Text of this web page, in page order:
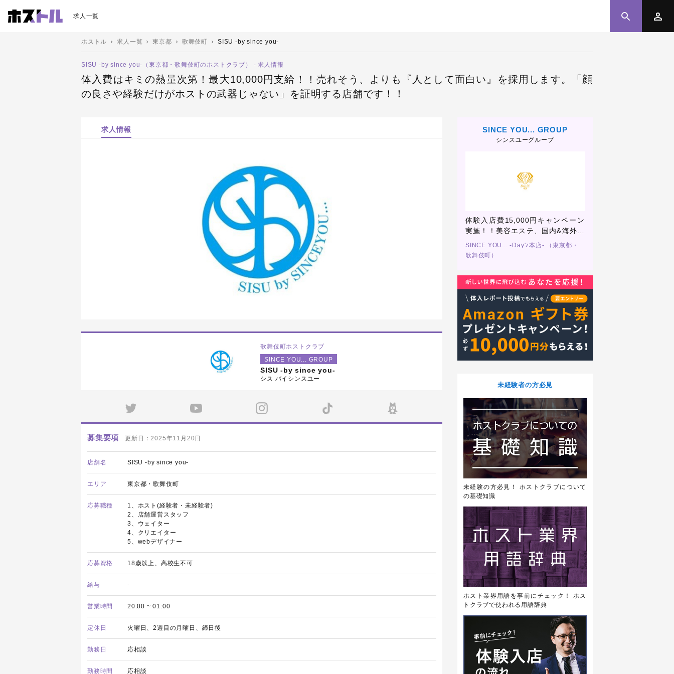
求人一覧
ホストル 求人一覧 東京都 歌舞伎町 SISU -by since you-
SISU -by since you-（東京都・歌舞伎町のホストクラブ） - 求人情報
体入費はキミの熱量次第！最大10,000円支給！！売れそう、よりも『人として面白い』を採用します。「顔
の良さや経験だけがホストの武器じゃない」を証明する店舗です！！
求人情報
歌舞伎町ホストクラブ
SINCE YOU... GROUP
SISU -by since you-
シス バイシンスユー
募集要項 更新日：2025年11月20日
店舗名 SISU -by since you-
エリア 東京都・歌舞伎町
応募職種
1、ホスト(経験者・未経験者)
2、店舗運営スタッフ
3、ウェイター
4、クリエイター
5、webデザイナー
応募資格 18歳以上、高校生不可
給与 -
営業時間 20:00 ~ 01:00
定休日 火曜日、2週目の月曜日、締日後
勤務日 応相談
勤務時間 応相談
SINCE YOU... GROUP
シンスユーグループ
体験入店費15,000円キャンペーン
実施！！美容エステ、国内&海外旅
行、週休2日制度、完全掃除なし、
整形費用全額負担プロジェクトも実
SINCE YOU... -Day'z本店- （東京都・
歌舞伎町）
未経験者の方必見
未経験の方必見！ ホストクラブについて
の基礎知識
ホスト業界用語を事前にチェック！ ホス
トクラブで使われる用語辞典